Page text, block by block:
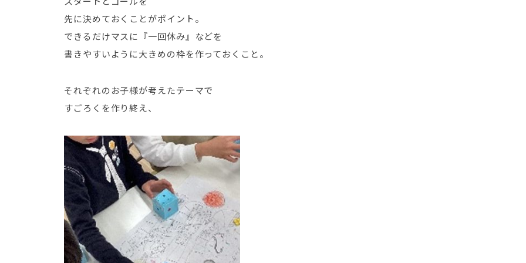
先に決めておくことがポイント。
できるだけマスに『一回休み』などを
書きやすいように大きめの枠を作っておくこと。
それぞれのお子様が考えたテーマで
すごろくを作り終え、